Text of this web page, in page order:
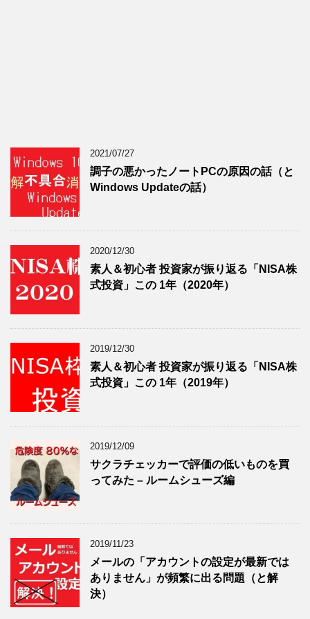
2021/07/27
調子の悪かったノートPCの原因の話（と
Windows Updateの話）
2020/12/30
素人＆初心者 投資家が振り返る「NISA株
式投資」この 1年（2020年）
2019/12/30
素人＆初心者 投資家が振り返る「NISA株
式投資」この 1年（2019年）
2019/12/09
サクラチェッカーで評価の低いものを買
ってみた – ルームシューズ編
2019/11/23
メールの「アカウントの設定が最新では
ありません」が頻繁に出る問題（と解
決）